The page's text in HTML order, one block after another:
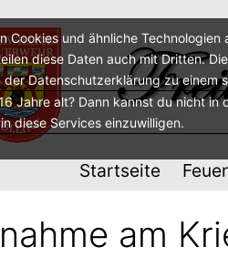
Startseite
am
Cookies und ähnliche
diese Daten auch mit Dritten.
der Datenschutzerklärung zu
Jahre alt? Dann kannst du nicht
diese Services einzuwilligen.